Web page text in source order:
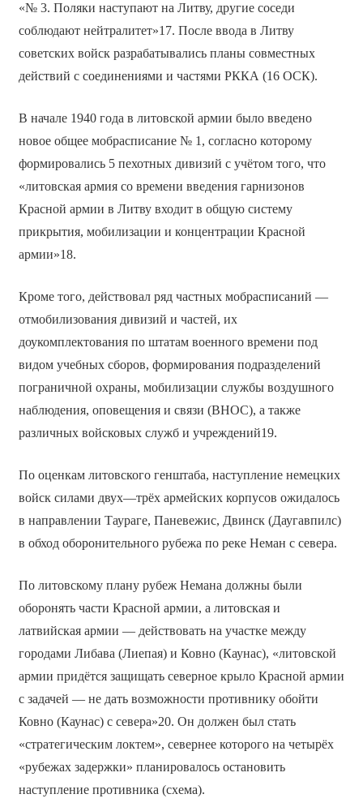
«№ 3. Поляки наступают на Литву, другие соседи
соблюдают нейтралитет»17. После ввода в Литву
советских войск разрабатывались планы совместных
действий с соединениями и частями РККА (16 ОСК).
В начале 1940 года в литовской армии было введено
новое общее мобрасписание № 1, согласно которому
формировались 5 пехотных дивизий с учётом того, что
«литовская армия со времени введения гарнизонов
Красной армии в Литву входит в общую систему
прикрытия, мобилизации и концентрации Красной
армии»18.
Кроме того, действовал ряд частных мобрасписаний —
отмобилизования дивизий и частей, их
доукомплектования по штатам военного времени под
видом учебных сборов, формирования подразделений
пограничной охраны, мобилизации службы воздушного
наблюдения, оповещения и связи (ВНОС), а также
различных войсковых служб и учреждений19.
По оценкам литовского генштаба, наступление немецких
войск силами двух—трёх армейских корпусов ожидалось
в направлении Таураге, Паневежис, Двинск (Даугавпилс)
в обход оборонительного рубежа по реке Неман с севера.
По литовскому плану рубеж Немана должны были
оборонять части Красной армии, а литовская и
латвийская армии — действовать на участке между
городами Либава (Лиепая) и Ковно (Каунас), «литовской
армии придётся защищать северное крыло Красной армии
с задачей — не дать возможности противнику обойти
Ковно (Каунас) с севера»20. Он должен был стать
«стратегическим локтем», севернее которого на четырёх
«рубежах задержки» планировалось остановить
наступление противника (схема).